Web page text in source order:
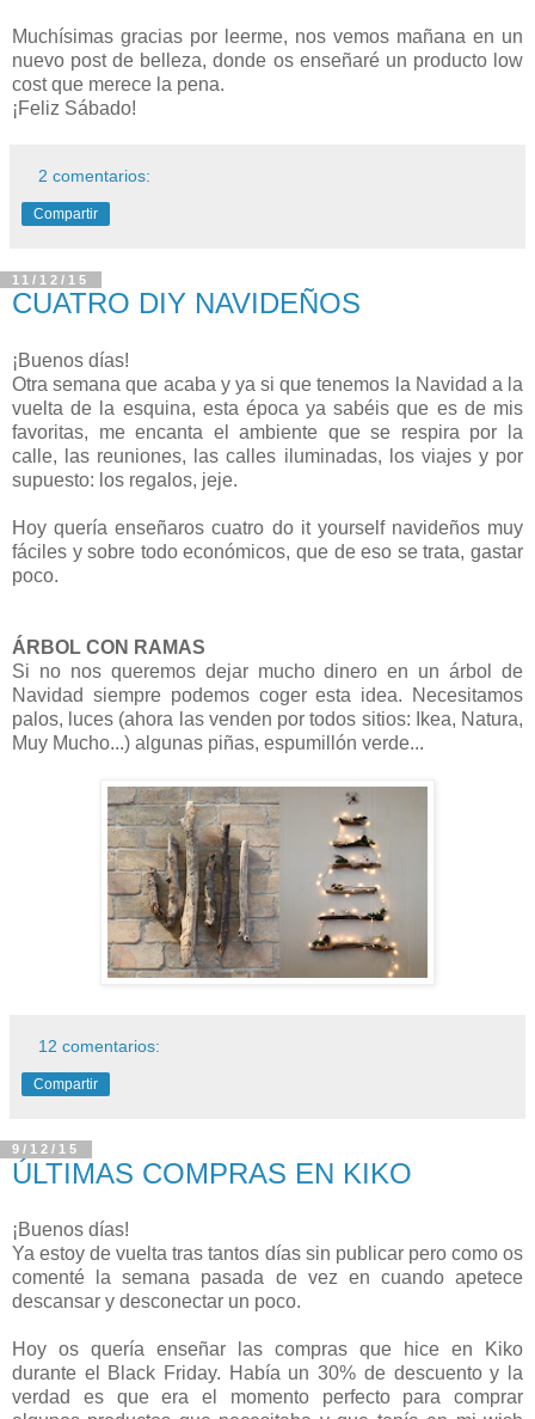
Muchísimas gracias por leerme, nos vemos mañana en un
nuevo post de belleza, donde os enseñaré un producto low
cost que merece la pena.
¡Feliz Sábado!
2 comentarios:
Compartir
11/12/15
CUATRO DIY NAVIDEÑOS
¡Buenos días!
Otra semana que acaba y ya si que tenemos la Navidad a la
vuelta de la esquina, esta época ya sabéis que es de mis
favoritas, me encanta el ambiente que se respira por la
calle, las reuniones, las calles iluminadas, los viajes y por
supuesto: los regalos, jeje.
Hoy quería enseñaros cuatro do it yourself navideños muy
fáciles y sobre todo económicos, que de eso se trata, gastar
poco.
ÁRBOL CON RAMAS
Si no nos queremos dejar mucho dinero en un árbol de
Navidad siempre podemos coger esta idea. Necesitamos
palos, luces (ahora las venden por todos sitios: Ikea, Natura,
Muy Mucho...) algunas piñas, espumillón verde...
12 comentarios:
Compartir
9/12/15
ÚLTIMAS COMPRAS EN KIKO
¡Buenos días!
Ya estoy de vuelta tras tantos días sin publicar pero como os
comenté la semana pasada de vez en cuando apetece
descansar y desconectar un poco.
Hoy os quería enseñar las compras que hice en Kiko
durante el Black Friday. Había un 30% de descuento y la
verdad es que era el momento perfecto para comprar